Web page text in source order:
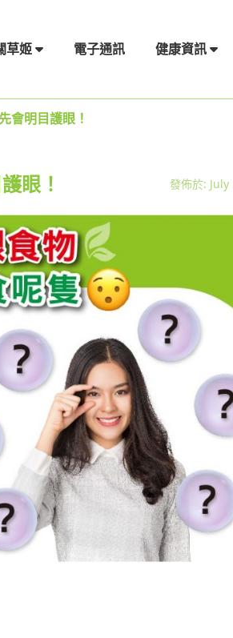
草姬 電子通訊 健康資訊
會明目護眼！
眼！ 發佈於: